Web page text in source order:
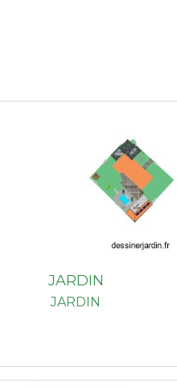
JARDIN
JARDIN